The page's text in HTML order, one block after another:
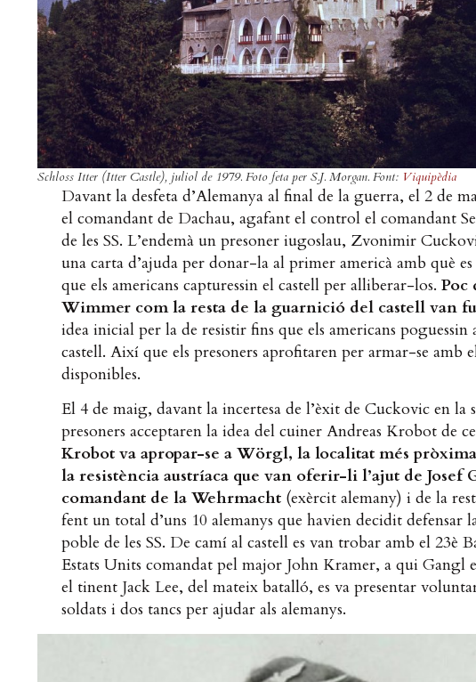
Schloss Itter (Itter Castle), juliol de 1979. Foto feta per S.J. Morgan. Font: Viquipèdia
Davant la desfeta d’Alemanya al final de la guerra, el 2 de
el comandant de Dachau, agafant el control el comandant
de les SS. L’endemà un presoner iugoslau, Zvonimir
una carta d’ajuda per donar-la al primer americà amb què
que els americans capturessin el castell per alliberar-los. Poc
Wimmer com la resta de la guarnició del castell van
idea inicial per la de resistir fins que els americans poguessin
castell. Així que els presoners aprofitaren per armar-se amb
disponibles.
El 4 de maig, davant la incertesa de l’èxit de Cuckovic en la
presoners acceptaren la idea del cuiner Andreas Krobot de
Krobot va apropar-se a Wörgl, la localitat més
la resistència austríaca que van oferir-li l’ajut de Josef
comandant de la Wehrmacht (exèrcit alemany) i de la
fent un total d’uns 10 alemanys que havien decidit defensar
poble de les SS. De camí al castell es van trobar amb el 23è
Estats Units comandat pel major John Kramer, a qui Gangl
el tinent Jack Lee, del mateix batalló, es va presentar
soldats i dos tancs per ajudar als alemanys.